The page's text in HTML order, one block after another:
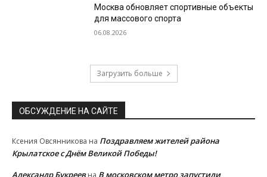
Москва обновляет спортивные объекты
для массового спорта
06.08.2026
Загрузить больше
ОБСУЖДЕНИЕ НА САЙТЕ
Ксения Овсянникова на Поздравляем жителей района
Крылатское с Днём Великой Победы!
Александр Букреевна В московском метро запустили